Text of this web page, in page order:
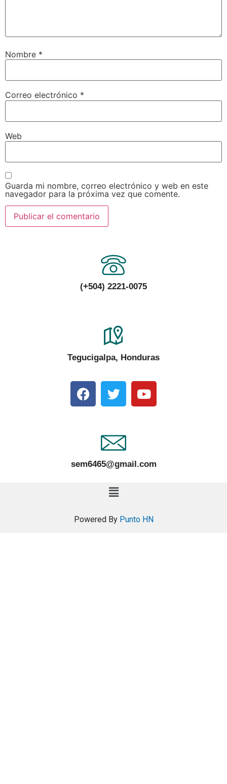
Nombre *
Correo electrónico *
Web
Guarda mi nombre, correo electrónico y web en este
navegador para la próxima vez que comente.
(+504) 2221-0075
Tegucigalpa, Honduras
sem6465@gmail.com
Powered By Punto HN